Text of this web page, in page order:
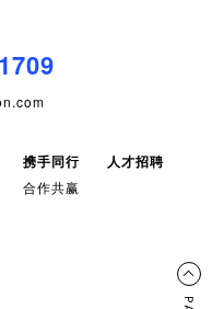
携手同行
合作共赢
人才招聘